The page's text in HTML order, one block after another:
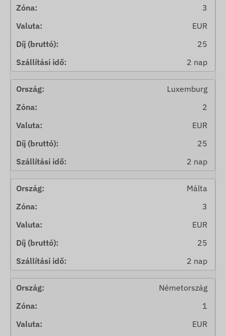
3
EUR
25
2 nap
Luxemburg
2
EUR
25
2 nap
Málta
3
EUR
25
2 nap
Németország
1
EUR